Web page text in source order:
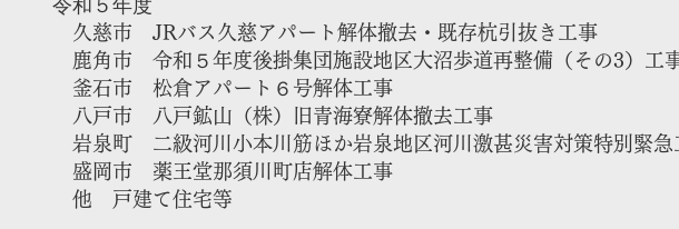
令和５年度
久慈市 JRバス久慈アパート解体撤去・既存杭引抜き工事
鹿角市 令和５年度後掛集団施設地区大沼歩道再整備（その3）工
釜石市 ​松倉アパート６号解体工事
八戸市 八戸鉱山（株）旧青海寮解体撤去工事
岩泉町 二級河川小本川筋ほか岩泉地区河川激甚災害対策特別緊急
盛岡市 薬王堂那須川町店解体工事​
​他 戸建て住宅等